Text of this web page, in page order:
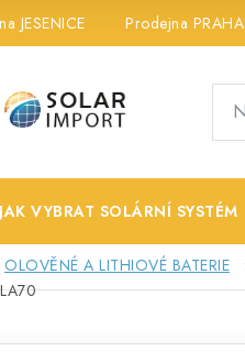
JESENICE Prodejna PRAHA
JAK VYBRAT SOLÁRNÍ SYSTÉM
OLOVĚNÉ A LITHIOVÉ BATERIE